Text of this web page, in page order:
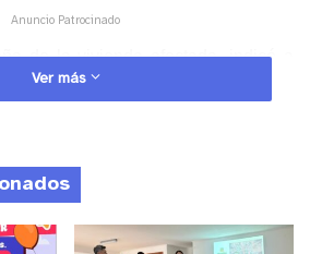
Anuncio Patrocinado
de la vivienda afectada, indicó a
fuego se produjo en la chimenea de
recibiendo apoyo de sus vecinos
necesidad al igual que la
del municipio.
Ver más